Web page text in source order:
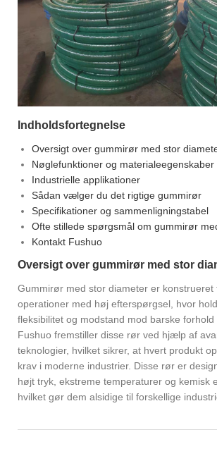
Indholdsfortegnelse
Oversigt over gummirør med stor
Nøglefunktioner og materialeegenskaber
Industrielle applikationer
Sådan vælger du det rigtige gummirør
Specifikationer og sammenligningstabel
Ofte stillede spørgsmål om gummirør
Kontakt Fushuo
Oversigt over gummirør med stor
Gummirør med stor diameter er konstrueret
operationer med høj efterspørgsel, hvor
fleksibilitet og modstand mod barske forhold
Fushuo fremstiller disse rør ved hjælp af
teknologier, hvilket sikrer, at hvert produkt
krav i moderne industrier. Disse rør er
højt tryk, ekstreme temperaturer og kemisk
hvilket gør dem alsidige til forskellige